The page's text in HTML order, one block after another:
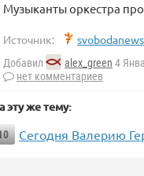
Музыканты оркестра
Источник:
Добавил alex_green 4
нет комментариев
эту же тему:
Сегодня Валерию